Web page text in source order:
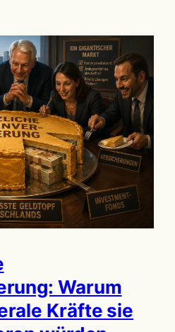
Warum
Kräfte sie